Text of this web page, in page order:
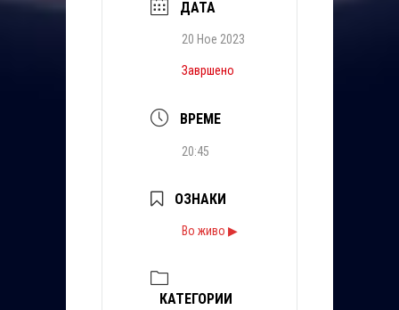
ДАТА
20 Ное 2023
Завршено
ВРЕМЕ
20:45
ОЗНАКИ
Во живо ▶
КАТЕГОРИИ